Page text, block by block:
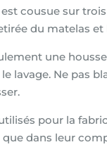
cousue sur
du matelas et
une
lavage. Ne pas
pour la
dans leur